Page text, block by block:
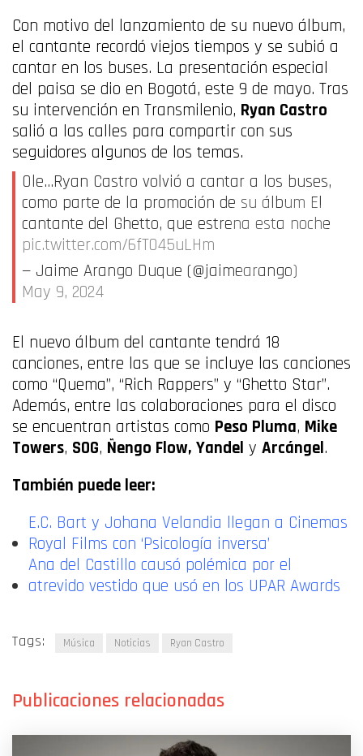
Con motivo del lanzamiento de su nuevo álbum,
el cantante recordó viejos tiempos y se subió a
cantar en los buses. La presentación especial
del paisa se dio en Bogotá, este 9 de mayo. Tras
su intervención en Transmilenio, Ryan Castro
salió a las calles para compartir con sus
seguidores algunos de los temas.
Ole…Ryan Castro volvió a cantar a los buses,
como parte de la promoción de su álbum El
cantante del Ghetto, que estrena esta noche
pic.twitter.com/6fT045uLHm
— Jaime Arango Duque (@jaimearango)
May 9, 2024
El nuevo álbum del cantante tendrá 18
canciones, entre las que se incluye las canciones
como “Quema”, “Rich Rappers” y “Ghetto Star”.
Además, entre las colaboraciones para el disco
se encuentran artistas como Peso Pluma, Mike
Towers, SOG, Ñengo Flow, Yandel y Arcángel.
También puede leer:
E.C. Bart y Johana Velandia llegan a Cinemas
Royal Films con ‘Psicología inversa’
Ana del Castillo causó polémica por el
atrevido vestido que usó en los UPAR Awards
Tags: Música Noticias Ryan Castro